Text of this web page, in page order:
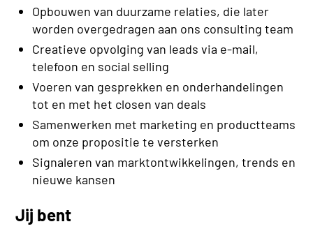
Opbouwen van duurzame relaties, die later
worden overgedragen aan ons consulting team
Creatieve opvolging van leads via e-mail,
telefoon en social selling
Voeren van gesprekken en onderhandelingen
tot en met het closen van deals
Samenwerken met marketing en productteams
om onze propositie te versterken
Signaleren van marktontwikkelingen, trends en
nieuwe kansen
Jij bent